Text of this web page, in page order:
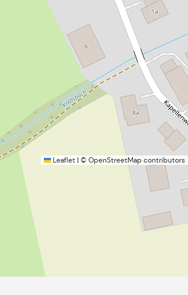
Leaflet | © OpenStreetMap contributors
Mittelschule